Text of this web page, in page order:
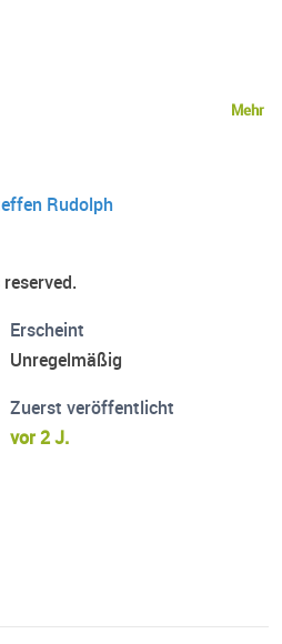
Mehr
Rudolph
Erscheint
Unregelmäßig
Zuerst veröffentlicht
vor 2 J.